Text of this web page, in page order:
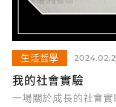
生活哲學
我的社會實驗
一場關於成長的社會